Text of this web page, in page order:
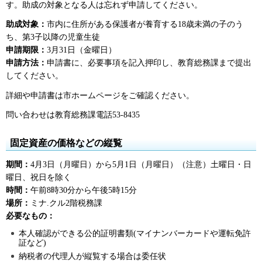
す。助成の対象となる人は忘れず申請してください。
助成対象： 市内に住所がある保護者が養育する18歳未満の子のう
ち、第3子以降の児童生徒
申請期限： 3月31日（金曜日）
申請方法： 申請書に、必要事項を記入押印し、教育総務課まで提出
してください。
詳細や申請書は市ホームページをご確認ください。
問い合わせは教育総務課電話53-8435
固定資産の価格などの縦覧
期間： 4月3日（月曜日）から5月1日（月曜日）（注意）土曜日・日
曜日、祝日を除く
時間： 午前8時30分から午後5時15分
場所： ミナ.クル2階税務課
必要なもの：
本人確認ができる公的証明書類(マイナンバーカードや運転免許
証など)
納税者の代理人が縦覧する場合は委任状